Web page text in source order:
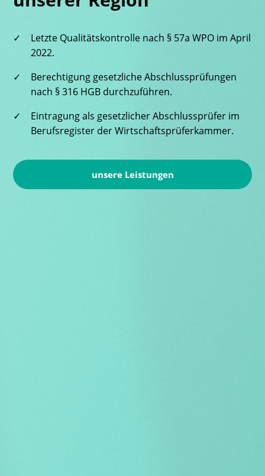
✓
Letzte Qualitätskontrolle nach § 57a WPO im April
2022.
✓
Berechtigung gesetzliche Abschlussprüfungen
nach § 316 HGB durchzuführen.
✓
Eintragung als gesetzlicher Abschlussprüfer im
Berufsregister der Wirtschaftsprüferkammer.
unsere Leistungen